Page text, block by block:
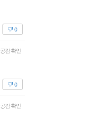
0
공감 확인
0
공감 확인